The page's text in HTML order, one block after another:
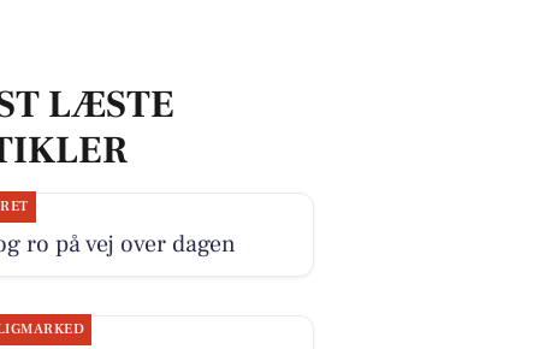
LÆSTE
ro på vej over dagen